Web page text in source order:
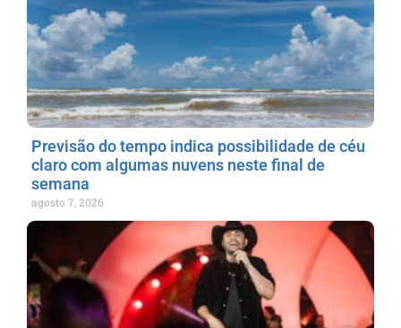
Previsão do tempo indica possibilidade de céu
claro com algumas nuvens neste final de
semana
agosto 7, 2026